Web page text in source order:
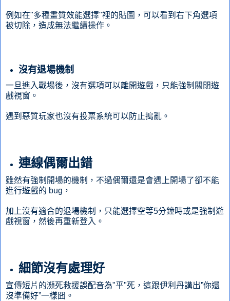
例如在"多種畫質效能選擇"裡的貼圖，可以看到右下角選項
被切除，造成無法繼續操作。
沒有退場機制
一旦進入戰場後，沒有選項可以離開遊戲，只能強制關閉遊
戲視窗。
遇到惡質玩家也沒有投票系統可以防止搗亂。
連線偶爾出錯
雖然有強制開場的機制，不過偶爾還是會遇上開場了卻不能
進行遊戲的 bug，
加上沒有適合的退場機制，只能選擇空等5分鐘時或是強制遊
戲視窗，然後再重新登入。
細節沒有處理好
宣傳短片的瀕死救援誤配音為"平"死，這跟伊利丹講出”你還
沒準備好”一樣囧。